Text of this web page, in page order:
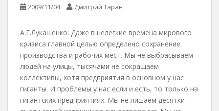
2009/11/04 Дмитрий Таран
А.Г.Лукашенко: Даже в нелегкие времена мирового
кризиса главной целью определено сохранение
производства и рабочих мест. Мы не выбрасываем
людей на улицы, тысячами не сокращаем
коллективы, хотя предприятия в основном у нас
гиганты. И проблемы у нас если и есть, то только на
гигантских предприятиях. Мы не лишаем десятки